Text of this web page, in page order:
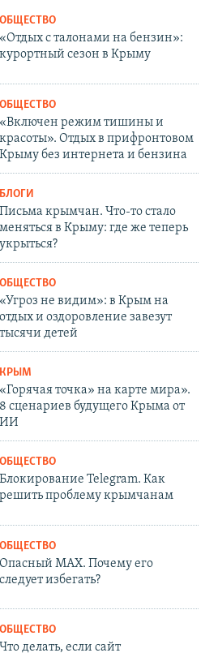
ОБЩЕСТВО
«Отдых с талонами на бензин»:
курортный сезон в Крыму
ОБЩЕСТВО
«Включен режим тишины и
красоты». Отдых в прифронтовом
Крыму без интернета и бензина
БЛОГИ
Письма крымчан. Что-то стало
меняться в Крыму: где же теперь
укрыться?
ОБЩЕСТВО
«Угроз не видим»: в Крым на
отдых и оздоровление завезут
тысячи детей
КРЫМ
«Горячая точка» на карте мира».
8 сценариев будущего Крыма от
ИИ
ОБЩЕСТВО
Блокирование Telegram. Как
решить проблему крымчанам
ОБЩЕСТВО
Опасный MAX. Почему его
следует избегать?
ОБЩЕСТВО
Что делать, если сайт